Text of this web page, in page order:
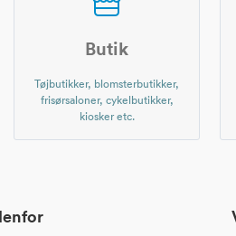
Butik
Tøjbutikker, blomsterbutikker,
frisørsaloner, cykelbutikker,
kiosker etc.